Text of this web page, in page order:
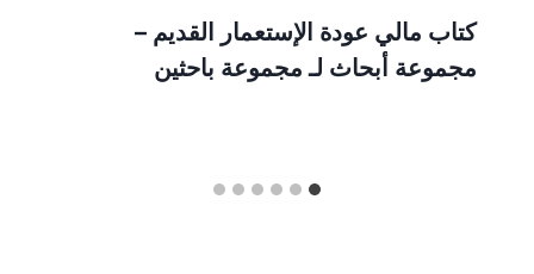
كتاب مالي عودة الإستعمار القديم –
مجموعة أبحاث لـ مجموعة باحثين